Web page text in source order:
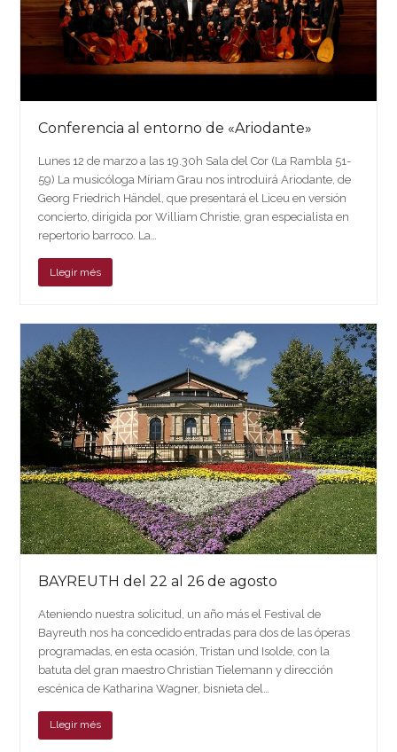
Conferencia al entorno de «Ariodante»
Lunes 12 de marzo a las 19.30h Sala del Cor (La Rambla 51-
59) La musicóloga Míriam Grau nos introduirá Ariodante, de
Georg Friedrich Händel, que presentará el Liceu en versión
concierto, dirigida por William Christie, gran especialista en
repertorio barroco. La…
Llegir més
BAYREUTH del 22 al 26 de agosto
Ateniendo nuestra solicitud, un año más el Festival de
Bayreuth nos ha concedido entradas para dos de las óperas
programadas, en esta ocasión, Tristan und Isolde, con la
batuta del gran maestro Christian Tielemann y dirección
escénica de Katharina Wagner, bisnieta del…
Llegir més